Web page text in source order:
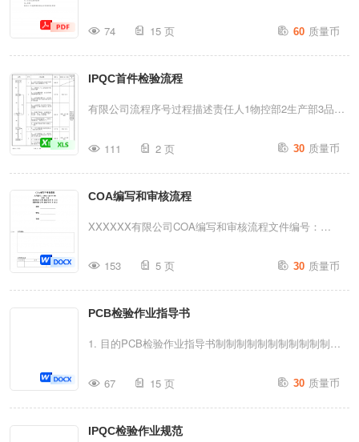
用于规范依据GB/T45001/IS045001《职业健康安全管理
体系要求及使用指南》在XXX认证有限公司（以下简
称“ZQKH认证”）开展的职业健康安全管理体系认证活
6.暂停或撤销认证证书7.认证证书要求8.与其他管理体系
的结合审核9.受理转换认证证书10.受理组织的申诉11.认
证记录的管理12.其他附录A环境管理体系认证审核时间要
求1适用范围1.1本规则用于规范依据GB/T24001-
标准在鸿海认证开展的环境管理体系认证活动。1.2本规
则依据认证认可相关法律法规，结合相关技术标准，对环
境管理体系认证实施过程作出具体规定，明确鸿海认证对
74 15 页 60 质量币
IPQC首件检验流程
有限公司流程序号过程描述责任人1物控部2生产部3品质
方法/仪器送检频率1、由生产部的工作人员到仓库领取生
产所需的物料至生产部；2、1物控的工作人员领到生产所
需要的物料；目视/卡尺每批产品生产前及生产过程中机
台模具维修后2、2交给调机师傅，由调机师傅开始调机调
验记录表交到品质部作首件检验；3、1品质部的IPQC接
到生产部送来的首件及首件记录表后，要及时的检验；目
视/卡尺/测试仪3、2做首件检验时一定要做到依据样板、
111 2 页 30 质量币
COA编写和审核流程
XXXXXX有限公司COA编写和审核流程文件编号：
日最新实施日期:2025年07月31日编制:审核：审批:文件
会签：文件更改记录修订日期说明修订部分修订后版次修
订者审批者1目的根据客户对产品的要求，规范产品COA
编制审批过程，特制定本流程。2适用范围本流程适用于
审核及提交。3定义本流程所描述的COA包括以下：3.1内
销产品：产品质量报告书（集团内公司之间流转的产品按
内销产品质量报告书流程操作）。3.2出口产品：
153 5 页 30 质量币
PCB检验作业指导书
1. 目的PCB检验作业指导书制制制制制制制制制制制制
制的用检指标准适用PCB制的制制制制制制检SPSC制制
制制制制制制制制制制制制制制制制制制制制制制制制指
检标准的目标准检制制2 适用范围 2.1制制制制的PCB制
67 15 页 30 质量币
IPQC检验作业规范